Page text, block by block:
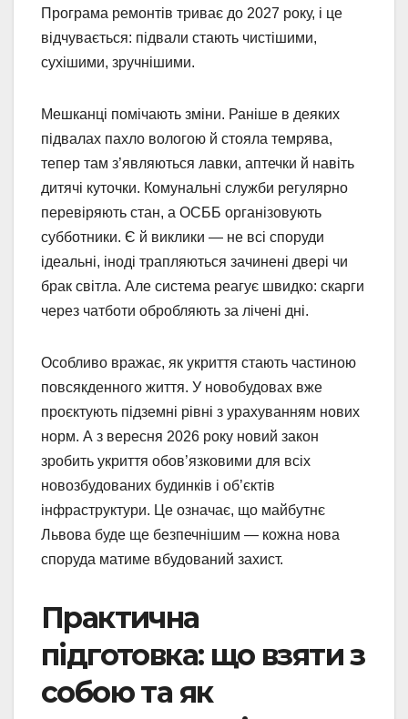
Програма ремонтів триває до 2027 року, і це
відчувається: підвали стають чистішими,
сухішими, зручнішими.
Мешканці помічають зміни. Раніше в деяких
підвалах пахло вологою й стояла темрява,
тепер там з’являються лавки, аптечки й навіть
дитячі куточки. Комунальні служби регулярно
перевіряють стан, а ОСББ організовують
субботники. Є й виклики — не всі споруди
ідеальні, іноді трапляються зачинені двері чи
брак світла. Але система реагує швидко: скарги
через чатботи обробляють за лічені дні.
Особливо вражає, як укриття стають частиною
повсякденного життя. У новобудовах вже
проєктують підземні рівні з урахуванням нових
норм. А з вересня 2026 року новий закон
зробить укриття обов’язковими для всіх
новозбудованих будинків і об’єктів
інфраструктури. Це означає, що майбутнє
Львова буде ще безпечнішим — кожна нова
споруда матиме вбудований захист.
Практична
підготовка: що взяти з
собою та як